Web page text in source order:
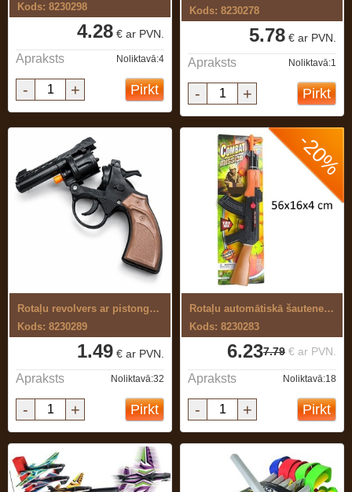
Kods: 8230298
4.28 € ar PVN.
Apraksts Noliktavā:4
- + Pirkt
Kods: 8230278
5.78 € ar PVN.
Apraksts Noliktavā:1
- + Pirkt
Rotaļu revolvers ar pistongām
Kods: 8230289
1.49 € ar PVN.
Apraksts Noliktavā:32
- + Pirkt
-20%
Rotaļu automātiskā šautene AK47
Kods: 8230283
7.79 € ar PVN.
6.23
Apraksts Noliktavā:18
- + Pirkt